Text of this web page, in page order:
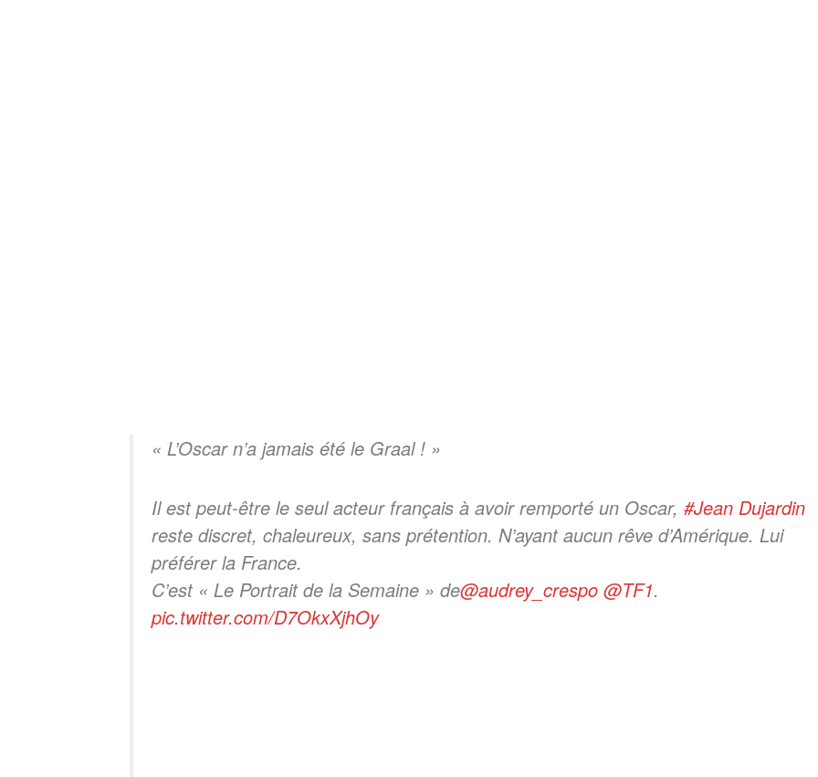
« L’Oscar n’a jamais été le Graal ! »
Il est peut-être le seul acteur français à avoir remporté un Oscar, #Jean Dujardin
reste discret, chaleureux, sans prétention. N’ayant aucun rêve d’Amérique. Lui
préférer la France.
C’est « Le Portrait de la Semaine » de@audrey_crespo @TF1.
pic.twitter.com/D7OkxXjhOy